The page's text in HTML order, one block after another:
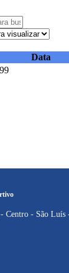
Data
- Centro - São